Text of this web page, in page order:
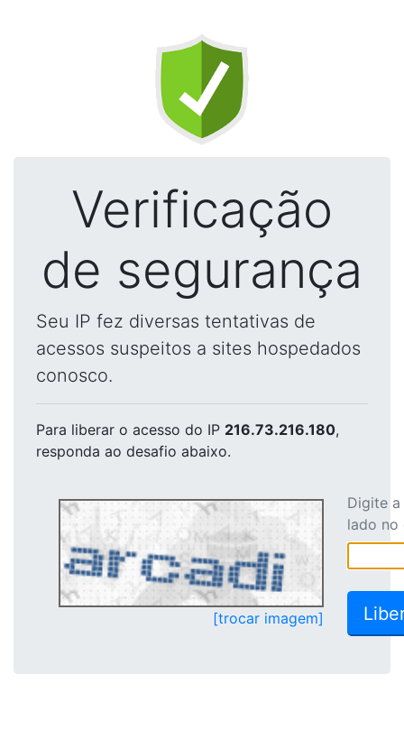
Verificação
de segurança
Seu IP fez diversas tentativas de
acessos suspeitos a sites hospedados
conosco.
Para liberar o acesso do IP 216.73.216.180,
responda ao desafio abaixo.
[trocar imagem]
Digite
lado no